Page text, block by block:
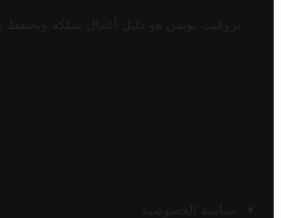
تروفيت تونس هو دليل أعمال تملكه وتحتفظ
سياسة الخصوصية